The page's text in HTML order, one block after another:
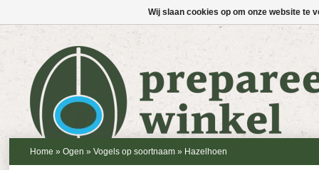
Home » Ogen » Vogels op soortnaam » Hazelhoen
Wij slaan cookies op om onze website te